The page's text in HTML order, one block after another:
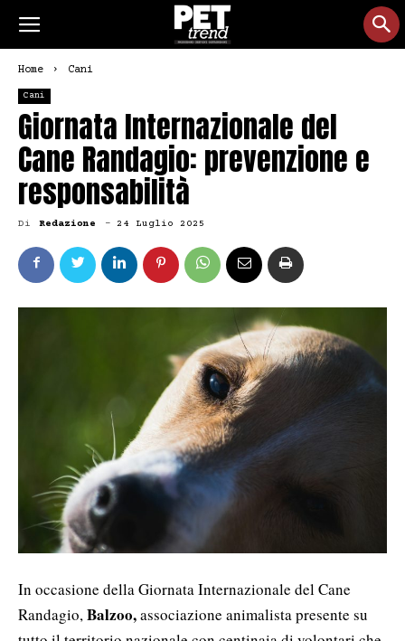
Home Cani
Cani
Giornata Internazionale del
Cane Randagio: prevenzione e
responsabilità
Di Redazione - 24 Luglio 2025
In occasione della Giornata Internazionale del Cane
Randagio,Balzoo,associazione animalista presente su